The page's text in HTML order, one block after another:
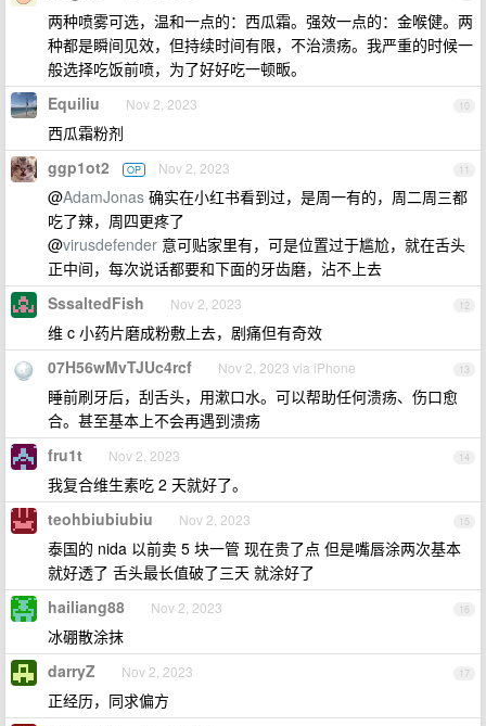
两种喷雾可选，温和一点的：西瓜霜。强效一点的：金喉健。两
种都是瞬间见效，但持续时间有限，不治溃疡。我严重的时候一
般选择吃饭前喷，为了好好吃一顿畈。
10
Equiliu Nov 2, 2023
西瓜霜粉剂
11
ggp1ot2 OP Nov 2, 2023
@AdamJonas 确实在小红书看到过，是周一有的，周二周三都
吃了辣，周四更疼了
@virusdefender 意可贴家里有，可是位置过于尴尬，就在舌头
正中间，每次说话都要和下面的牙齿磨，沾不上去
12
SssaltedFish Nov 2, 2023
维 c 小药片磨成粉敷上去，剧痛但有奇效
13
07H56wMvTJUc4rcf Nov 2, 2023 via iPhone
睡前刷牙后，刮舌头，用漱口水。可以帮助任何溃疡、伤口愈
合。甚至基本上不会再遇到溃疡
14
fru1t Nov 2, 2023
我复合维生素吃 2 天就好了。
15
teohbiubiubiu Nov 2, 2023
泰国的 nida 以前卖 5 块一管 现在贵了点 但是嘴唇涂两次基本
就好透了 舌头最长值破了三天 就涂好了
16
hailiang88 Nov 2, 2023
冰硼散涂抹
17
darryZ Nov 2, 2023
正经历，同求偏方